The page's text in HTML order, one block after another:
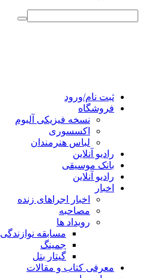
ثبت نام/ورود
فروشگاه
نسخه فیزیکی آلبوم
اکسسوری
لباس هنرمندان
رادیو آنلاین
بانک موسیقی
رادیو آنلاین
اخبار
اخبار اجراهای زنده
مصاحبه
رویداد ها
مسابقه نوازندگی
جمینگ
گیتار بتل
معرفی کتاب و مقالات